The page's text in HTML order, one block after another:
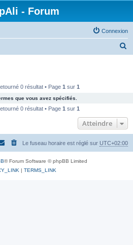
- Forum
Connexion
c
e
0 résultat • Page 1 sur 1
que vous avez spécifiés.
0 résultat • Page 1 sur 1
Atteindre
Le fuseau horaire est réglé sur UTC+02:00
® Forum Software © phpBB Limited
| TERMS_LINK